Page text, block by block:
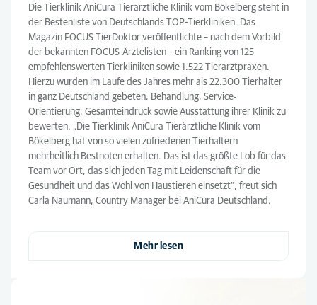
Die Tierklinik AniCura Tierärztliche Klinik vom Bökelberg steht in
der Bestenliste von Deutschlands TOP-Tierkliniken. Das
Magazin FOCUS TierDoktor veröffentlichte – nach dem Vorbild
der bekannten FOCUS-Ärztelisten – ein Ranking von 125
empfehlenswerten Tierkliniken sowie 1.522 Tierarztpraxen.
Hierzu wurden im Laufe des Jahres mehr als 22.300 Tierhalter
in ganz Deutschland gebeten, Behandlung, Service-
Orientierung, Gesamteindruck sowie Ausstattung ihrer Klinik zu
bewerten. „Die Tierklinik AniCura Tierärztliche Klinik vom
Bökelberg hat von so vielen zufriedenen Tierhaltern
mehrheitlich Bestnoten erhalten. Das ist das größte Lob für das
Team vor Ort, das sich jeden Tag mit Leidenschaft für die
Gesundheit und das Wohl von Haustieren einsetzt“, freut sich
Carla Naumann, Country Manager bei AniCura Deutschland.
Mehr lesen